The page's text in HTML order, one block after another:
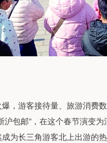
，游客接待量、旅游消费
包邮”，在这个春节演变
为长三角游客北上出游的